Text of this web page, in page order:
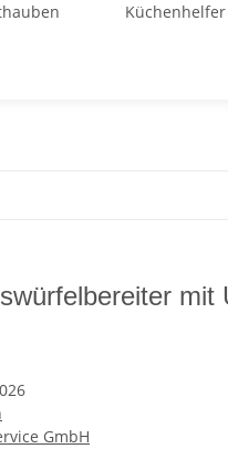
Küchenhelfer
mit
GmbH